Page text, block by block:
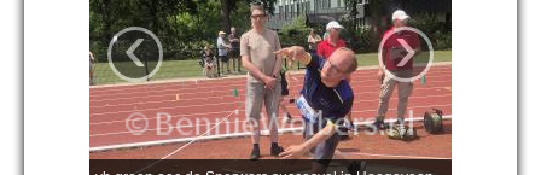
‹ ›